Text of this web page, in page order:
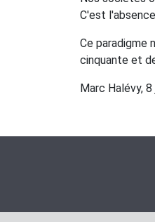
C'est
Ce paradigme
cinquante et
Marc Halévy,